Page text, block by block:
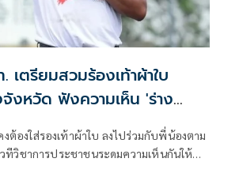
เตรียมสวมร้องเท้าผ้าใบ
งหวัด ฟังความเห็น 'ร่าง
ต้องใส่รองเท้าผ้าใบ ลงไปร่วมกับพี่น้องตาม
วทีวิชาการประชาชนระดมความเห็นกันให้